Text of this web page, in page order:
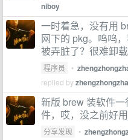
niboy
一时着急，没有用
网下的 pkg。呜呜
被弄脏了？很难卸
程序员 •
replied by
新版 brew 装软件
件，哎，没之前好
分享发现 •